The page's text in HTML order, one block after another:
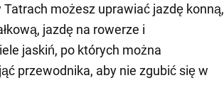
możesz uprawiać jazdę konną,
jazdę na rowerze i
jaskiń, po których można
przewodnika, aby nie zgubić się w